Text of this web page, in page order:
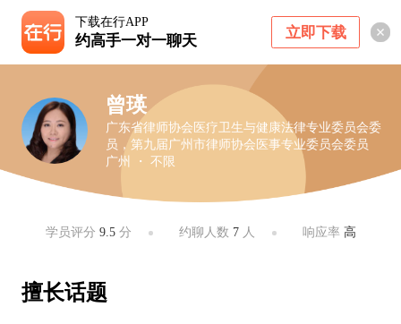
下载在行APP
约高手一对一聊天 立即下载
曾瑛
广东省律师协会医疗卫生与健康法律专业委员会委
员，第九届广州市律师协会医事专业委员会委员
广州 ・ 不限
学员评分 9.5分 约聊人数 7人 响应率 高
擅长话题